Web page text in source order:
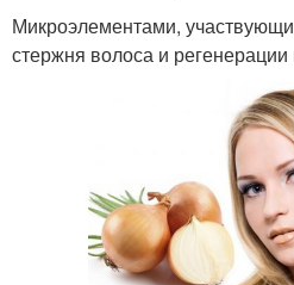
Микроэлементами,
стержня волоса и регенерации